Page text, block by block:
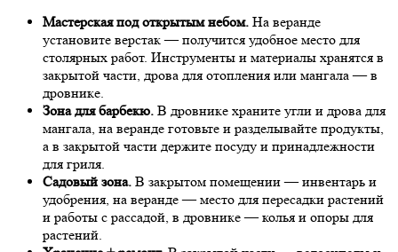
Мастерская под открытым небом. На веранде
установите верстак — получится удобное место для
столярных работ. Инструменты и материалы хранятся в
закрытой части, дрова для отопления или мангала — в
дровнике.
Зона для барбекю. В дровнике храните угли и дрова для
мангала, на веранде готовьте и разделывайте продукты,
а в закрытой части держите посуду и принадлежности
для гриля.
Садовый зона. В закрытом помещении — инвентарь и
удобрения, на веранде — место для пересадки растений
и работы с рассадой, в дровнике — колья и опоры для
растений.